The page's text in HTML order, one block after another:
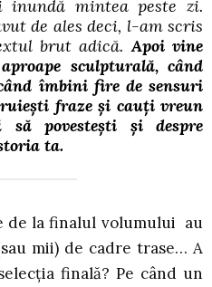
mintea peste zi.
de ales deci, l-am scris
brut adică.Apoi vine
sculpturală, când
îmbini fire de sensuri
fraze și cauți vreun
să povestești și despre
ta.
de la finalul volumului au
mii) de cadre trase… A
finală? Pe când un